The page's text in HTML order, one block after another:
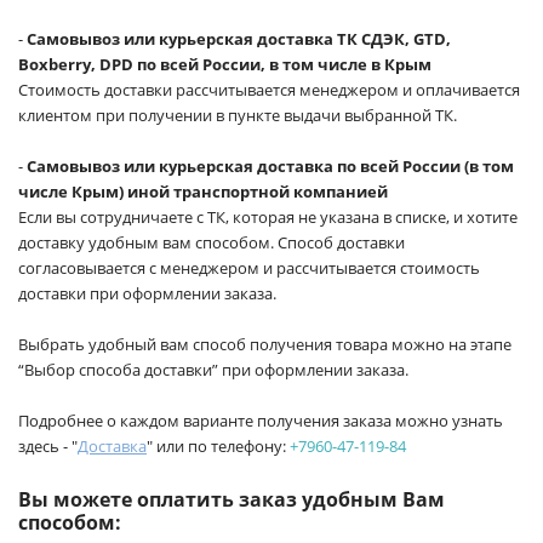
-Самовывоз или курьерская доставка ТК СДЭК, GTD,
Boxberry, DPD по всей России, в том числе в Крым
Стоимость доставки рассчитывается менеджером и оплачивается
клиентом при получении в пункте выдачи выбранной ТК.
-Самовывоз или курьерская доставка по всей России (в том
числе Крым) иной транспортной компанией
Если вы сотрудничаете с ТК, которая не указана в списке, и хотите
доставку удобным вам способом. Способ доставки
согласовывается с менеджером и рассчитывается стоимость
доставки при оформлении заказа.
Выбрать удобный вам способ получения товара можно на этапе
“Выбор способа доставки” при оформлении заказа.
Подробнее о каждом варианте получения заказа можно узнать
здесь - "Доставка" или по телефону:+7960-47-119-84
Вы можете оплатить заказ удобным Вам
способом: